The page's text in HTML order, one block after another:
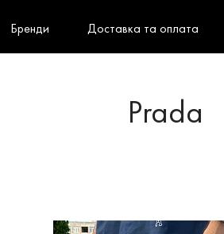
Бренди Доставка та оплата
Prada